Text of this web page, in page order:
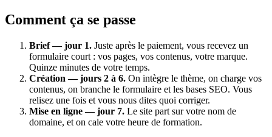
Comment ça se passe
Brief — jour 1. Juste après le paiement, vous recevez un
formulaire court : vos pages, vos contenus, votre marque.
Quinze minutes de votre temps.
Création — jours 2 à 6. On intègre le thème, on charge vos
contenus, on branche le formulaire et les bases SEO. Vous
relisez une fois et vous nous dites quoi corriger.
Mise en ligne — jour 7. Le site part sur votre nom de
domaine, et on cale votre heure de formation.